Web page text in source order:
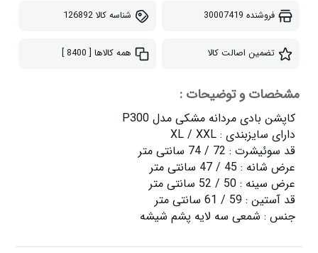
فروشنده 30007419 شناسه کالا126892
تضمین اصالت کالا همه کالاها [ 8400 ]
مشخصات و توضیحات :
جنس : شمعی سه لایه پشم شیشه